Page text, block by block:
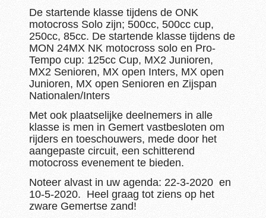
De startende klasse tijdens de ONK
motocross Solo zijn; 500cc, 500cc cup,
250cc, 85cc. De startende klasse tijdens de
MON 24MX NK motocross solo en Pro-
Tempo cup: 125cc Cup, MX2 Junioren,
MX2 Senioren, MX open Inters, MX open
Junioren, MX open Senioren en Zijspan
Nationalen/Inters
Met ook plaatselijke deelnemers in alle
klasse is men in Gemert vastbesloten om
rijders en toeschouwers, mede door het
aangepaste circuit, een schitterend
motocross evenement te bieden.
Noteer alvast in uw agenda: 22-3-2020 en
10-5-2020. Heel graag tot ziens op het
zware Gemertse zand!